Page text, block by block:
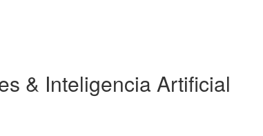
& Inteligencia Artificial